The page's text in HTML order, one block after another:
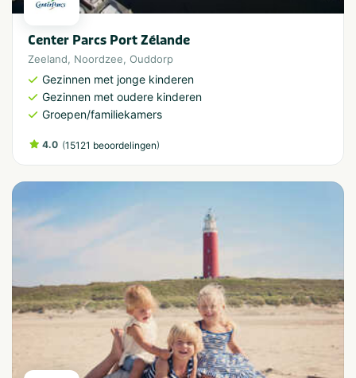
Center Parcs Port Zélande
Zeeland, Noordzee, Ouddorp
Gezinnen met jonge kinderen
Gezinnen met oudere kinderen
Groepen/familiekamers
4.0 (15121 beoordelingen)